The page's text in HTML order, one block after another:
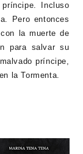
Incluso
Pero entonces
la muerte de
para salvar su
príncipe,
la Tormenta.